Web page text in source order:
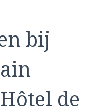
bij
de